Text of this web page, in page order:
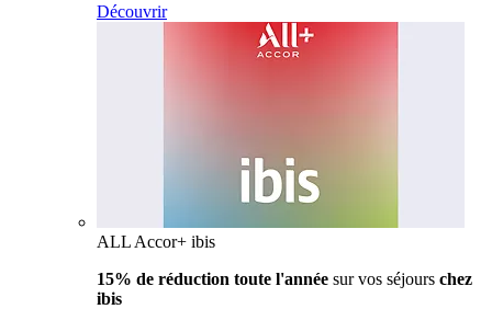
Découvrir
ALL Accor+ ibis
15% de réduction toute l'année sur vos séjours chez
ibis